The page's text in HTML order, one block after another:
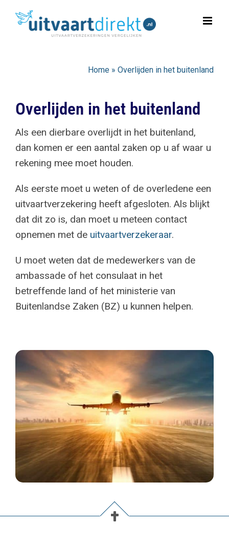
naar
Home »Overlijden in het buitenland
Overlijden in het buitenland
Als een dierbare overlijdt in het buitenland,
dan komen er een aantal zaken op u af waar u
rekening mee moet houden.
Als eerste moet u weten of de overledene een
uitvaartverzekering heeft afgesloten. Als blijkt
dat dit zo is, dan moet u meteen contact
opnemen met de uitvaartverzekeraar.
U moet weten dat de medewerkers van de
ambassade of het consulaat in het
betreffende land of het ministerie van
Buitenlandse Zaken (BZ) u kunnen helpen.